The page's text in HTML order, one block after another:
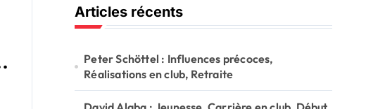
Articles récents
Peter Schöttel : Influences précoces,
Réalisations en club, Retraite